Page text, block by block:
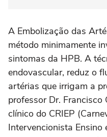
A Embolização das
método minimamente
sintomas da HPB. A
endovascular, reduz o
artérias que irrigam a
professor Dr. Francisco
clínico do CRIEP
Intervencionista Ensino